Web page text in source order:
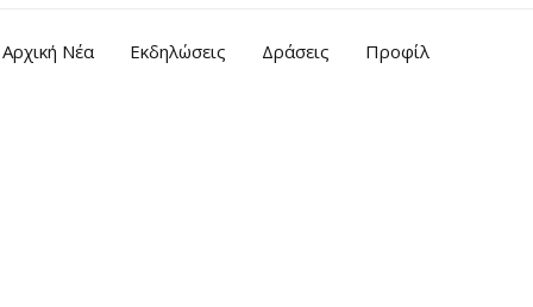
Αρχική Νέα Εκδηλώσεις Δράσεις Προφίλ